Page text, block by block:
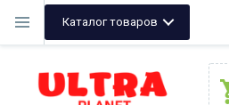
Каталог товаров